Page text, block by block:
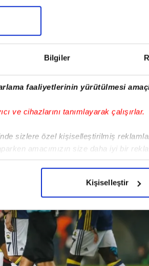
Bilgiler
faaliyetlerinin yürütülmesi
ve cihazlarını tanımlayarak çalışırlar.
sizlere özel kişiselleştirilmiş
amacımızın size daha iyi bir
gelen çabayı gösterdiğimizi ve bu
izin vermedikleri takdirde,
için İnternet Sitemizde kendimize
verileriniz işlenmekte olup gerekli
çerezler, sitemizin daha işlevsel
amaçlarıyla sınırlı olarak
Kişiselleştir